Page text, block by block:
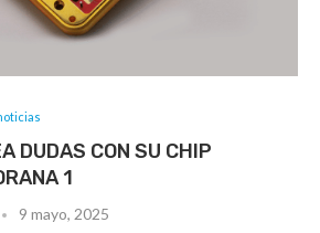
DUDAS CON SU CHIP
1
9 mayo, 2025